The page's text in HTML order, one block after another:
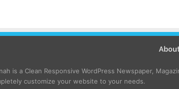
is a Clean Responsive WordPress Newspaper,
customize your website to your needs.